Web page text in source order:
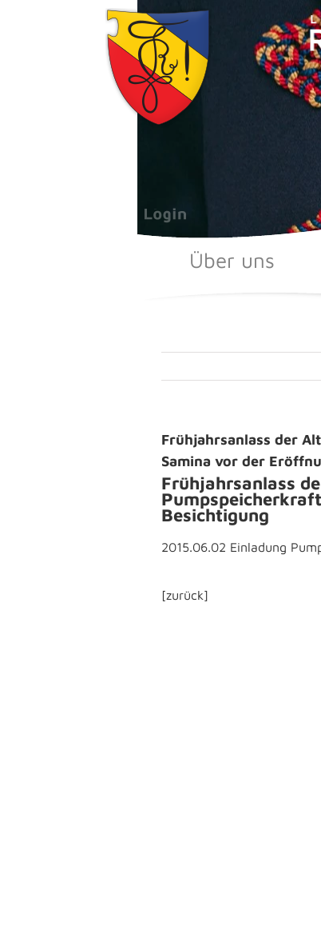
Über uns
Frühjahrsanlass der
Samina vor der
Frühjahrsanlass
Besichtigung
2015.06.02 Einladung
[zurück]